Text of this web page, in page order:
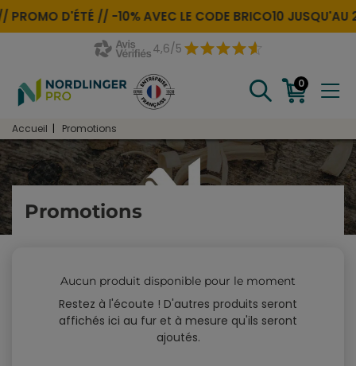
PROMO D'ÉTÉ // -10% AVEC LE CODE BRICO10JUSQU'AU
4,6/5
0
Accueil Promotions
Promotions
Aucun produit disponible pour le moment
Restez à l'écoute ! D'autres produits seront
affichés ici au fur et à mesure qu'ils seront
ajoutés.